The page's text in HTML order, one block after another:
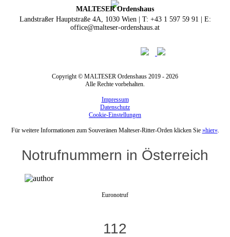
MALTESER Ordenshaus
Landstraßer Hauptstraße 4A, 1030 Wien | T: +43 1 597 59 91 | E:
office@malteser-ordenshaus.at
Copyright © MALTESER Ordenshaus 2019 - 2026
Alle Rechte vorbehalten.
Impressum
Datenschutz
Cookie-Einstellungen
Für weitere Informationen zum Souveränen Malteser-Ritter-Orden klicken Sie »hier«.
Notrufnummern in Österreich
Euronotruf
112